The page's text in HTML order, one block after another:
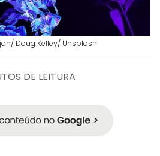
Doug Kelley/ Unsplash
DE LEITURA